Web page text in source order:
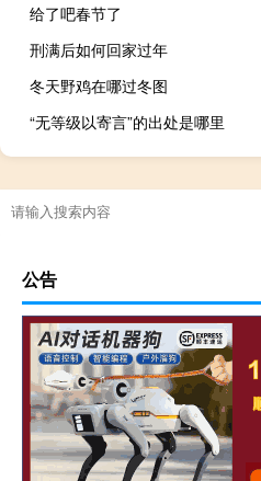
给了吧春节了
刑满后如何回家过年
冬天野鸡在哪过冬图
“无等级以寄言”的出处是哪里
公告